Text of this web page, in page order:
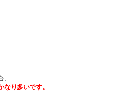
なり多いです。